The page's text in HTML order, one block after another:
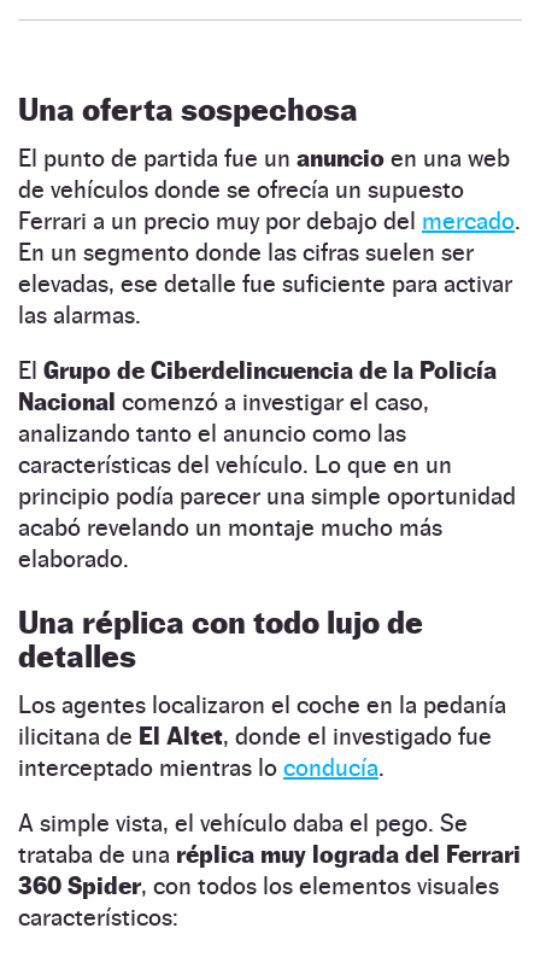
Una oferta sospechosa
El punto de partida fue un anuncio en una web
de vehículos donde se ofrecía un supuesto
Ferrari a un precio muy por debajo del mercado.
En un segmento donde las cifras suelen ser
elevadas, ese detalle fue suficiente para activar
las alarmas.
El Grupo de Ciberdelincuencia de la Policía
Nacional comenzó a investigar el caso,
analizando tanto el anuncio como las
características del vehículo. Lo que en un
principio podía parecer una simple oportunidad
acabó revelando un montaje mucho más
elaborado.
Una réplica con todo lujo de
detalles
Los agentes localizaron el coche en la pedanía
ilicitana de El Altet, donde el investigado fue
interceptado mientras lo conducía.
A simple vista, el vehículo daba el pego. Se
trataba de una réplica muy lograda del Ferrari
360 Spider, con todos los elementos visuales
característicos: